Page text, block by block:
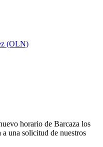
(OLN)
horario de Barcaza los
a una solicitud de nuestros